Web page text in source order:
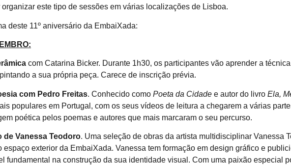
este tipo de sessões em várias localizações de Lisboa.
deste 11º aniversário da EmbaiXada:
com Catarina Bicker. Durante 1h30, os participantes vão aprender a
a sua própria peça. Carece de inscrição prévia.
com Pedro Freitas. Conhecido como Poeta da Cidade e autor do livro Ela,
populares em Portugal, com os seus vídeos de leitura a chegarem a várias
poética pelos poemas e autores que mais marcaram o seu percurso.
de Vanessa Teodoro. Uma seleção de obras da artista multidisciplinar Vanessa
espaço exterior da EmbaiXada. Vanessa tem formação em design gráfico e
fundamental na construção da sua identidade visual. Com uma paixão especial